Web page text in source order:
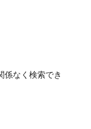
係なく検索でき